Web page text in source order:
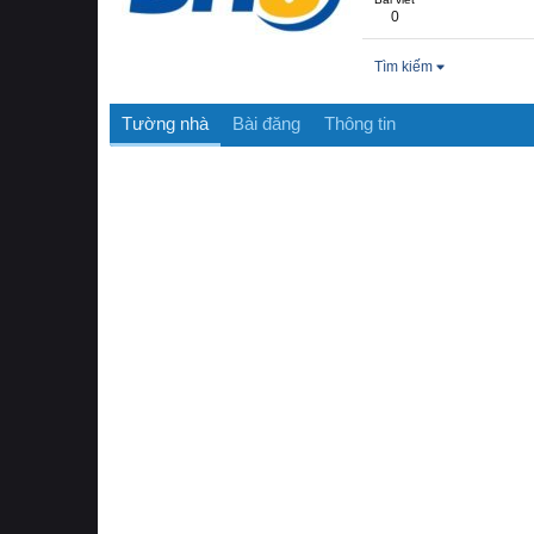
0
Tìm kiếm
Tường nhà Bài đăng Thông tin